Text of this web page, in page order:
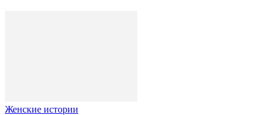
Женские истории